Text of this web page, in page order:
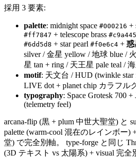
採用 3 要素:
palette: midnight space #000216 +
#ff7847 + telescope brass #c9a445
#6dd5d8 + star pearl #f0e6c4 + 惑
silver / 金星 yellow / 地球 blue /
星 tan + ring / 天王星 pale teal /
motif: 天文台 / HUD (twinkle star
LIVE dot + planet chip カラフル
typography: Space Grotesk 700
(telemetry feel)
arcana-flip (黒 + plum 中世大聖堂) と
palette (warm-cool 混在のレインボー)
堂) で完全別軸。 type-forge と同じ
(3D テキスト vs 太陽系) + visual 完全